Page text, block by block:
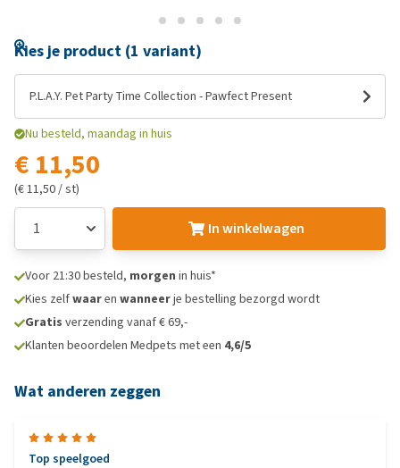
Kies je product (1 variant)
P.L.A.Y. Pet Party Time Collection - Pawfect Present
Nu besteld, maandag in huis
€ 11,50
(€ 11,50 / st)
In winkelwagen
Voor 21:30 besteld, morgen in huis*
Kies zelfwaaren wanneerje bestelling bezorgd wordt
Gratis verzending vanaf € 69,-
Klanten beoordelen Medpets met een 4,6/5
Wat anderen zeggen
Top speelgoed